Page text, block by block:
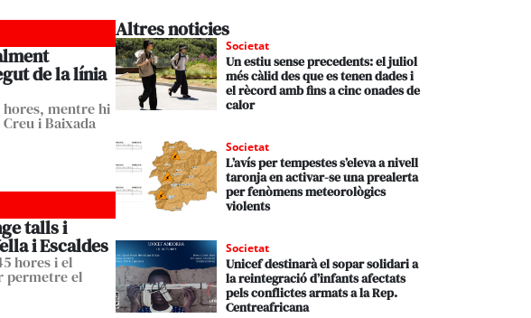
de la línia
hores, mentre hi
i Baixada
talls i
i Escaldes
hores i el
permetre el
Altres noticies
Societat
Un estiu sense precedents: el juliol
més càlid des que es tenen dades i
el rècord amb fins a cinc onades de
calor
Societat
L’avís per tempestes s’eleva a nivell
taronja en activar-se una prealerta
per fenòmens meteorològics
violents
Societat
Unicef destinarà el sopar solidari a
la reintegració d’infants afectats
pels conflictes armats a la Rep.
Centreafricana